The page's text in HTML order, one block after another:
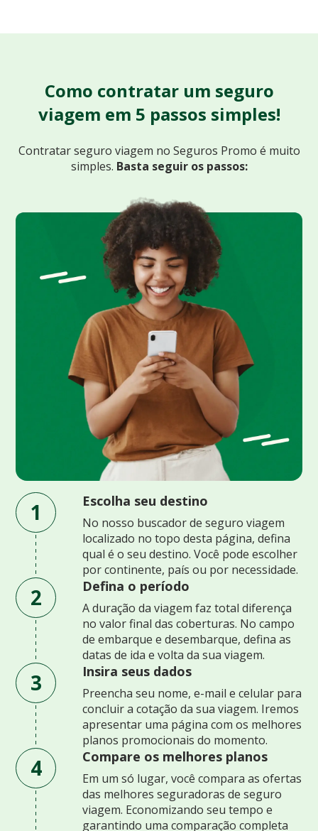
Como contratar um seguro
viagem em 5 passos simples!
Contratar seguro viagem no Seguros Promo é muito
simples. Basta seguir os passos:
1 Escolha seu destino
No nosso buscador de seguro viagem
localizado no topo desta página, defina
qual é o seu destino. Você pode escolher
por continente, país ou por necessidade.
2 Defina o período
A duração da viagem faz total diferença
no valor final das coberturas. No campo
de embarque e desembarque, defina as
datas de ida e volta da sua viagem.
3 Insira seus dados
Preencha seu nome, e-mail e celular para
concluir a cotação da sua viagem. Iremos
apresentar uma página com os melhores
planos promocionais do momento.
4 Compare os melhores planos
Em um só lugar, você compara as ofertas
das melhores seguradoras de seguro
viagem. Economizando seu tempo e
garantindo uma comparação completa